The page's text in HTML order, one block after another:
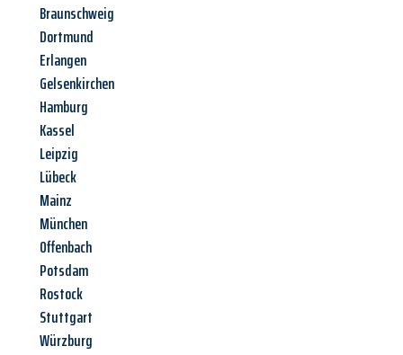
Braunschweig
Dortmund
Erlangen
Gelsenkirchen
Hamburg
Kassel
Leipzig
Lübeck
Mainz
München
Offenbach
Potsdam
Rostock
Stuttgart
Würzburg